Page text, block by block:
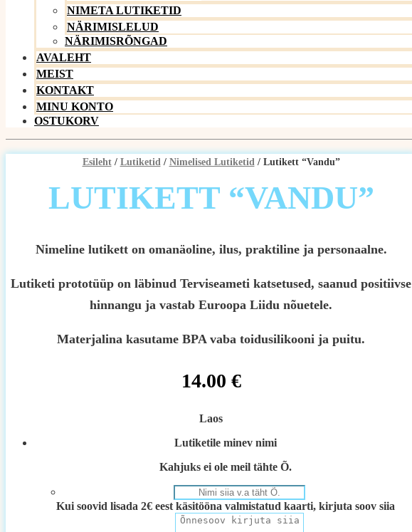
NIMETA LUTIKETID
NÄRIMISLELUD
NÄRIMISRÕNGAD
AVALEHT
MEIST
KONTAKT
MINU KONTO
OSTUKORV
Esileht/ Lutiketid/ Nimelised Lutiketid/ Lutikett “Vandu”
LUTIKETT “VANDU”
Nimeline lutikett on omanäoline, ilus, praktiline ja personaalne.
Lutiketi prototüüp on läbinud Terviseameti katsetused, saanud positiivse
hinnangu ja vastab Euroopa Liidu nõuetele.
Materjalina kasutame BPA vaba toidusilikooni ja puitu.
14.00 €
Laos
Lutiketile minev nimi
Kahjuks ei ole meil tähte Õ.
Kui soovid lisada 2€ eest käsitööna valmistatud kaarti, kirjuta soov siia